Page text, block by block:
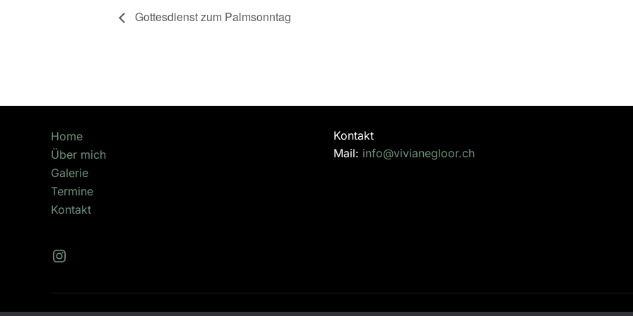
Gottesdienst zum Palmsonntag
Home
Über mich
Galerie
Termine
Kontakt
Instagram
Kontakt
Mail: info@vivianegloor.ch